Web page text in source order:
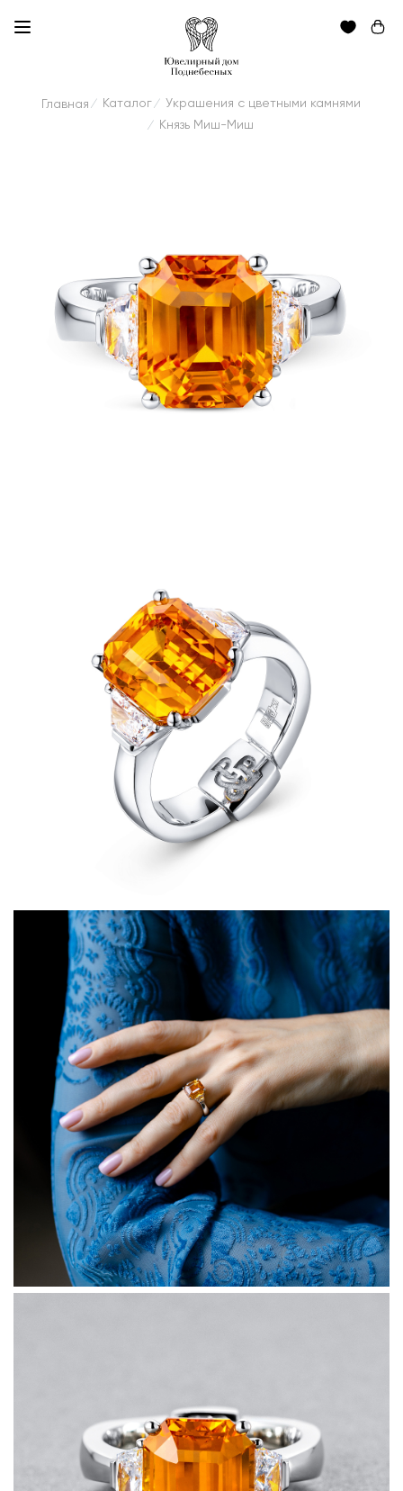
Главная / Каталог / Украшения с цветными камнями
/ Князь Миш-Миш